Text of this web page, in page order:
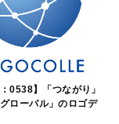
0538】「つながり」
グローバル」のロゴデ